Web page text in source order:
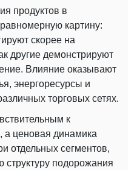
продуктов в
картину:
скорее на
другие демонстрируют
Влияние оказывают
энергоресурсы и
торговых сетях.
к
а ценовая динамика
отдельных сегментов,
структуру подорожания